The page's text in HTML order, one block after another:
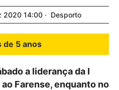
2020 14:00 Desporto
de 5 anos
a liderança da I
Farense, enquanto no